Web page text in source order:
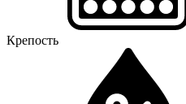
Крепость